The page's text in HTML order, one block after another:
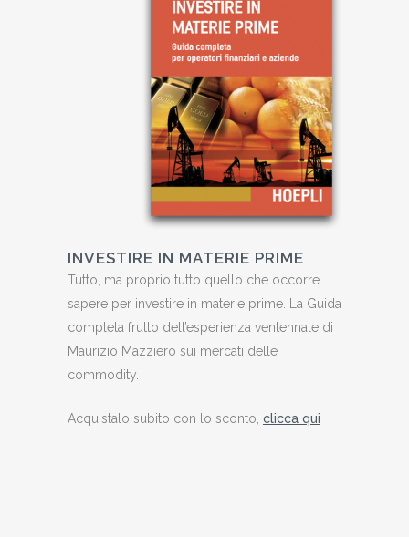
INVESTIRE IN MATERIE PRIME
Tutto, ma proprio tutto quello che occorre
sapere per investire in materie prime. La Guida
completa frutto dell’esperienza ventennale di
Maurizio Mazziero sui mercati delle
commodity.
Acquistalo subito con lo sconto, clicca qui